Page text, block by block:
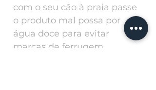
com o seu cão à praia passe
o produto mal possa por
água doce para evitar
marcas de ferrugem.